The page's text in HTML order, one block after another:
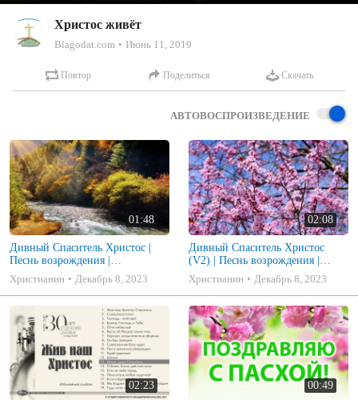
Христос живёт
Blagodat.com Июнь 11, 2019
Повтор Поделиться Скачать
АВТОВОСПРОИЗВЕДЕНИЕ
01:48
Дивный Спаситель Христос |
Песнь возрождения |
христианская музыка
Христианин Декабрь 8, 2023
02:08
Дивный Спаситель Христос
(V2) | Песнь возрождения |
христианская музыка
Христианин Декабрь 8, 2023
02:23 00:49